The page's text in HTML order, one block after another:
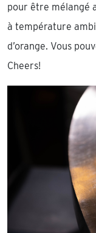
pour être mélangé
à température
d’orange. Vous
Cheers!